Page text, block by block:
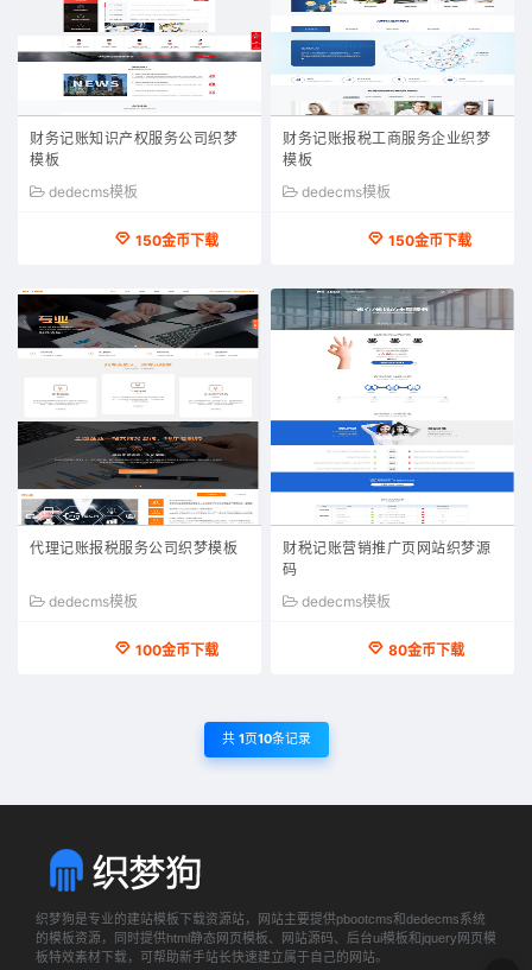
财务记账知识产权服务公司织梦
模板
dedecms模板
150金币下载
财务记账报税工商服务企业织梦
模板
dedecms模板
150金币下载
代理记账报税服务公司织梦模板
dedecms模板
100金币下载
财税记账营销推广页网站织梦源
码
dedecms模板
80金币下载
共 1页10条记录
织梦狗是专业的建站模板下载资源站，网站主要提供pbootcms和dedecms系统
的模板资源，同时提供html静态网页模板、网站源码、后台ui模板和jquery网页模
板特效素材下载，可帮助新手站长快速建立属于自己的网站。